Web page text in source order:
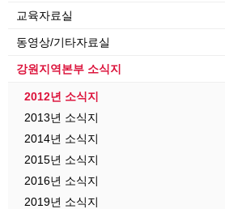
교육자료실
동영상/기타자료실
강원지역본부 소식지
2012년 소식지
2013년 소식지
2014년 소식지
2015년 소식지
2016년 소식지
2019년 소식지